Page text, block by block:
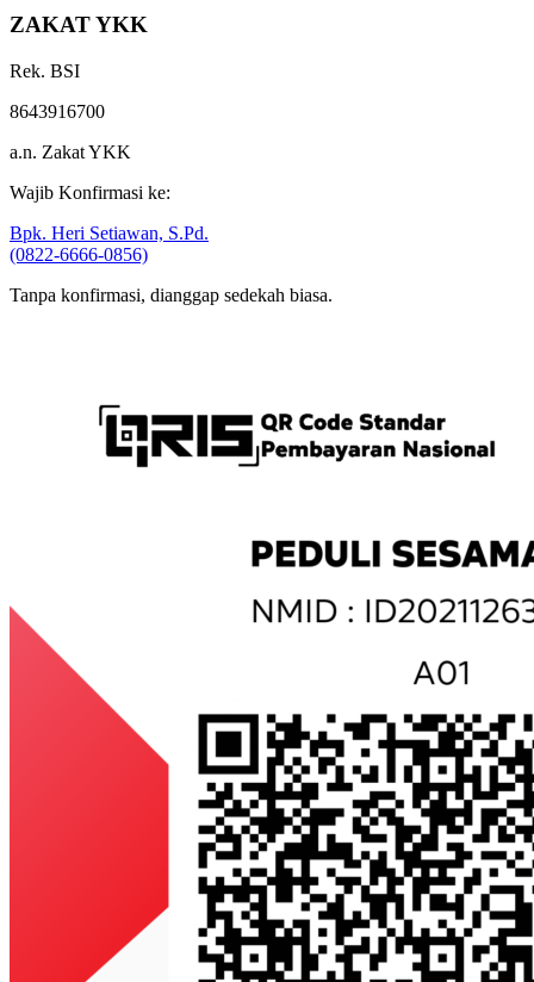
ZAKAT YKK
Rek. BSI
8643916700
a.n. Zakat YKK
Wajib Konfirmasi ke:
Bpk. Heri Setiawan, S.Pd.
(0822-6666-0856)
Tanpa konfirmasi, dianggap sedekah biasa.